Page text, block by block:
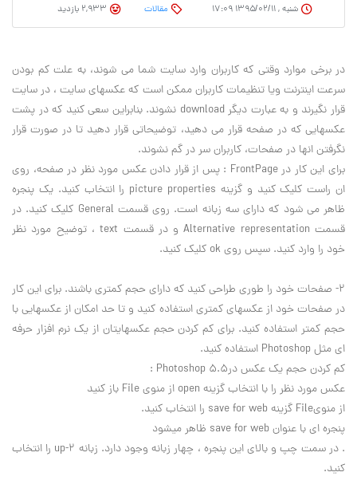
شنبه , ۱۳۹۵/۰۲/۱۱ ۱۷:۰۹ مقالات
در برخي موارد وقتي که کاربران وارد سايت شما مي شوند، به علت کم بودن
سرعت اينترنت ويا تنظيمات کاربران ممکن است که عکسهاي سايت ، در سايت
قرار نگيرند و به عبارت ديگر download نشوند. بنابراين سعي کنيد که در پشت
عکسهايي که در صفحه قرار مي دهيد، توضيحاتي قرار دهيد تا در صورت قرار
نگرفتن انها در صفحات، کاربران سر در گم نشوند.
براي اين کار در FrontPage : پس از قرار دادن عکس مورد نظر در صفحه، روي
ان راست کليک کنيد و گزينه picture properties را انتخاب کنيد. يک پنجره
ظاهر مي شود که داراي سه زبانه است. روي قسمت General کليک کنيد. در
قسمت Alternative representation و در قسمت text ، توضيح مورد نظر
خود را وارد کنيد. سپس روي ok کليک کنيد.
2- صفحات خود را طوري طراحي کنيد که داراي حجم کمتري باشند. براي اين کار
در صفحات خود از عکسهاي کمتري استفاده کنيد و تا حد امکان از عکسهايي با
حجم کمتر استفاده کنيد. براي کم کردن حجم عکسهايتان از يک نرم افزار حرفه
اي مثل Photoshop استفاده کنيد.
کم کردن حجم يک عکس در5.5 Photoshop :
عکس مورد نظر را با انتخاب گزينه open از منوي File باز کنيد
از منويFile گزينه save for web را انتخاب کنيد.
پنجره اي با عنوان save for web ظاهر ميشود
. در سمت چپ و بالاي اين پنجره ، چهار زبانه وجود دارد. زبانه 2-up را انتخاب
کنيد.